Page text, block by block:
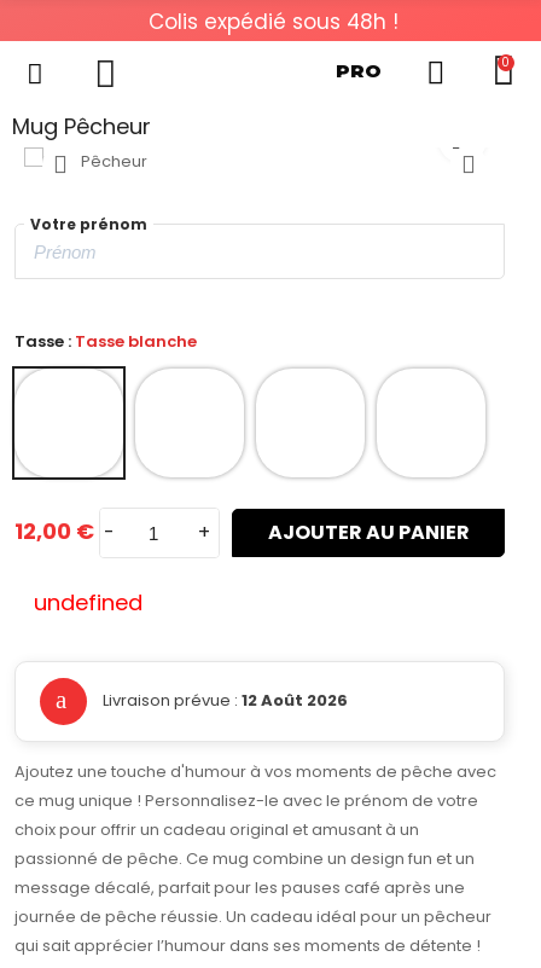
Colis expédié sous 48h !
PRO 0
Mug Pêcheur
Votre prénom
Tasse : Tasse blanche
12,00 € - + AJOUTER AU PANIER
undefined
Livraison prévue : 12 Août 2026
Ajoutez une touche d'humour à vos moments de pêche avec
ce mug unique ! Personnalisez-le avec le prénom de votre
choix pour offrir un cadeau original et amusant à un
passionné de pêche. Ce mug combine un design fun et un
message décalé, parfait pour les pauses café après une
journée de pêche réussie. Un cadeau idéal pour un pêcheur
qui sait apprécier l’humour dans ses moments de détente !